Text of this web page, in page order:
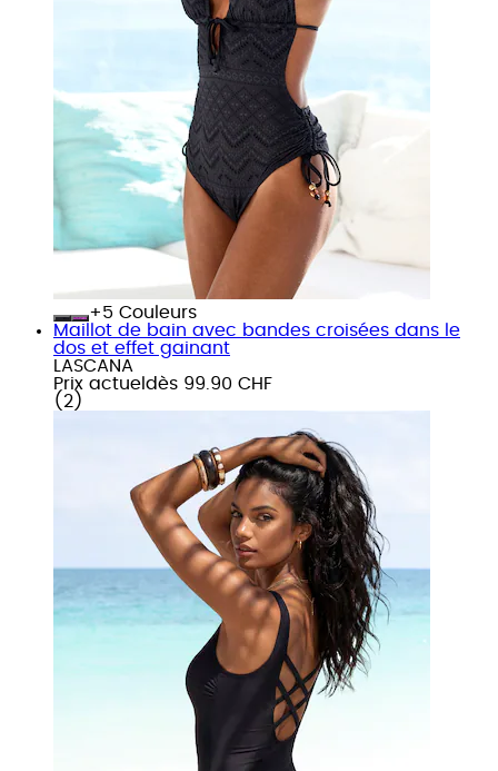
+
Couleurs
Maillot de bain avec bandes croisées dans le
dos et effet gainant
LASCANA
Prix actuel dès 99.90 CHF
( 2 )